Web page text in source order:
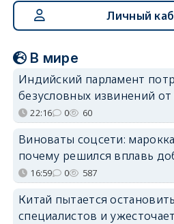
Личный
В мире
Индийский парламент
безусловных извинений
22:16 0 60
Виноваты соцсети:
почему решился вплавь
16:59 0 587
Китай пытается
специалистов и